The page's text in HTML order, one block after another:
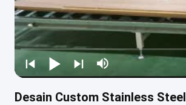
Desain Custom Stainless